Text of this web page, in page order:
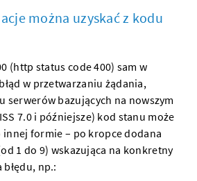
można uzyskać z kodu
(http status code 400) sam w
w przetwarzaniu żądania,
serwerów bazujących na nowszym
7.0 i późniejsze) kod stanu może
innej formie – po kropce dodana
1 do 9) wskazująca na konkretny
np.: